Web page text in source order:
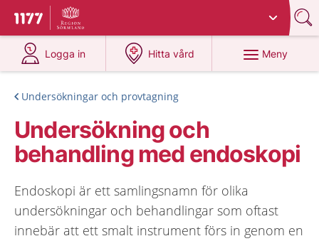
Till startsidan för 1177
Du har valt region
Logga in
på 1177.se
Hitta vård
på 1177.se
Meny
Undersökningar och provtagning
Undersökning och
behandling med endoskopi
Endoskopi är ett samlingsnamn för olika
undersökningar och behandlingar som oftast
innebär att ett smalt instrument förs in genom en